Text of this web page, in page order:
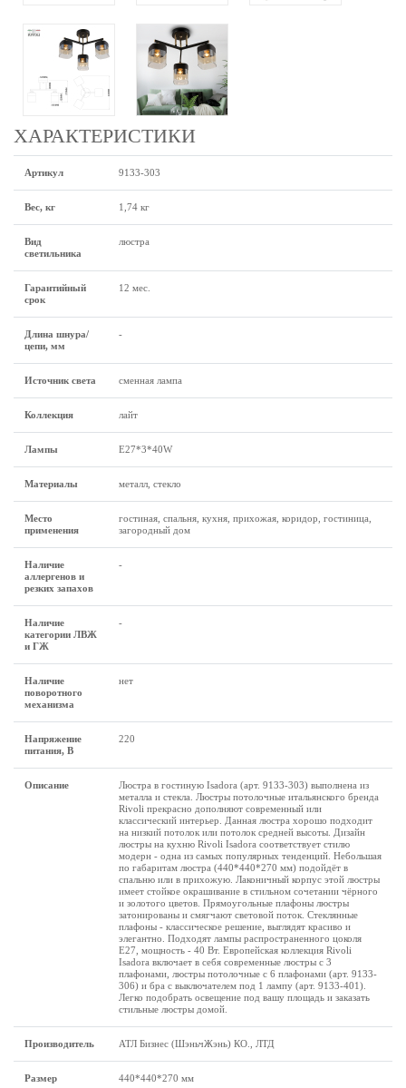
ХАРАКТЕРИСТИКИ
Артикул 9133-303
Вес, кг 1,74 кг
Вид
светильника
люстра
Гарантийный
срок
12 мес.
Длина шнура/
цепи, мм
-
Источник света сменная лампа
Коллекция лайт
Лампы Е27*3*40W
Материалы металл, стекло
Место
применения
гостиная, спальня, кухня, прихожая, коридор, гостиница,
загородный дом
Наличие
аллергенов и
резких запахов
-
Наличие
категории ЛВЖ
и ГЖ
-
Наличие
поворотного
механизма
нет
Напряжение
питания, В
220
Описание
Люстра в гостиную Isadora (арт. 9133-303) выполнена из
металла и стекла. Люстры потолочные итальянского бренда
Rivoli прекрасно дополняют современный или
классический интерьер. Данная люстра хорошо подходит
на низкий потолок или потолок средней высоты. Дизайн
люстры на кухню Rivoli Isadora соответствует стилю
модерн - одна из самых популярных тенденций. Небольшая
по габаритам люстра (440*440*270 мм) подойдёт в
спальню или в прихожую. Лаконичный корпус этой люстры
имеет стойкое окрашивание в стильном сочетании чёрного
и золотого цветов. Прямоугольные плафоны люстры
затонированы и смягчают световой поток. Стеклянные
плафоны - классическое решение, выглядят красиво и
элегантно. Подходят лампы распространенного цоколя
Е27, мощность - 40 Вт. Европейская коллекция Rivoli
Isadora включает в себя современные люстры с 3
плафонами, люстры потолочные с 6 плафонами (арт. 9133-
306) и бра с выключателем под 1 лампу (арт. 9133-401).
Легко подобрать освещение под вашу площадь и заказать
стильные люстры домой.
Производитель АТЛ Бизнес (ШэньчЖэнь) КО., ЛТД
Размеp 440*440*270 мм